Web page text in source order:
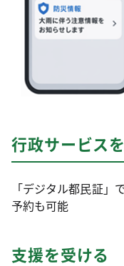
行政サービス
「デジタル都民証」
予約も可能
支援を受ける